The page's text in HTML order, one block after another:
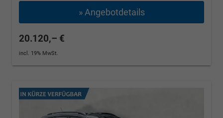
» Angebotdetails
20.120,– €
incl. 19% MwSt.